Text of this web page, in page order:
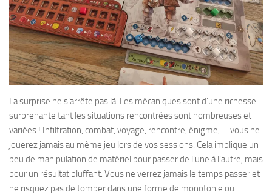
La surprise ne s’arrête pas là. Les mécaniques sont d’une richesse
surprenante tant les situations rencontrées sont nombreuses et
variées ! Infiltration, combat, voyage, rencontre, énigme, … vous ne
jouerez jamais au même jeu lors de vos sessions. Cela implique un
peu de manipulation de matériel pour passer de l’une à l’autre, mais
pour un résultat bluffant. Vous ne verrez jamais le temps passer et
ne risquez pas de tomber dans une forme de monotonie ou